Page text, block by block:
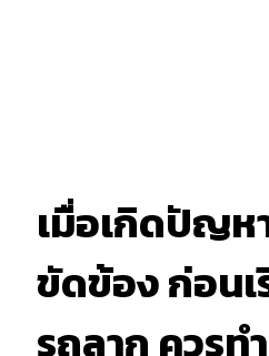
เมื่อเกิดปัญห
ขัดข้อง ก่อน
รถลาก ควรท